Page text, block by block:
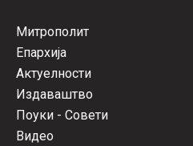
Митрополит
Епархија
Актуелности
Издаваштво
Поуки - Совети
Видео